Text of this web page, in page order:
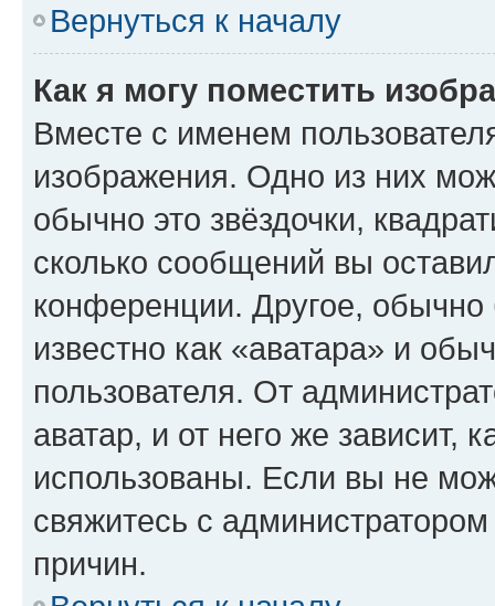
Вернуться к началу
Как я могу поместить
Вместе с именем
изображения. Одно из них
обычно это звёздочки,
сколько сообщений вы
конференции. Другое,
известно как «аватара» и
пользователя. От
аватар, и от него же зависит,
использованы. Если вы не
свяжитесь с
причин.